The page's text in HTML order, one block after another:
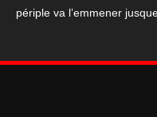
Beast"
périple va l’emmener